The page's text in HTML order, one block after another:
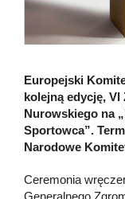
Europejski
kolejną edycję,
Nurowskiego na
Sportowca”.
Narodowe
Ceremonia
Generalnego